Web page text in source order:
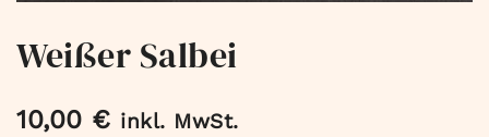
Weißer Salbei
10,00 € inkl. MwSt.